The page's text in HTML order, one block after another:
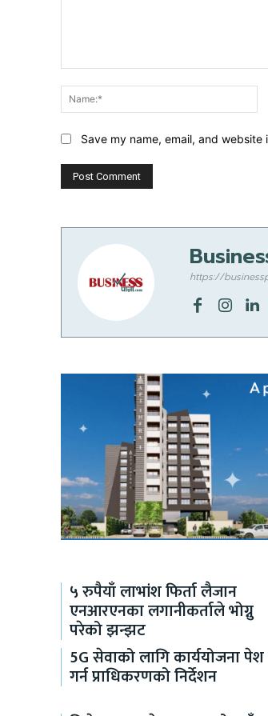
Save my name, email, and
https://
५ रुपैयाँ लाभांश फिर्ता लैजान
एनआरएनका लगानीकर्ताले भोग्नु
परेको झन्झट
5G सेवाको लागि कार्ययोजना पेश
गर्न प्राधिकरणको निर्देशन